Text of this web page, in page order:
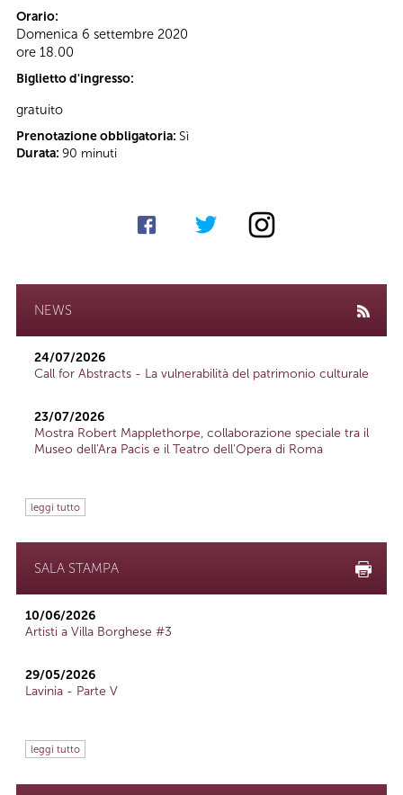
Orario:
Domenica 6 settembre 2020
ore 18.00
Biglietto d'ingresso:
gratuito
Prenotazione obbligatoria: Sì
Durata: 90 minuti
NEWS
24/07/2026
Call for Abstracts - La vulnerabilità del patrimonio culturale
23/07/2026
Mostra Robert Mapplethorpe, collaborazione speciale tra il
Museo dell'Ara Pacis e il Teatro dell'Opera di Roma
leggi tutto
SALA STAMPA
10/06/2026
Artisti a Villa Borghese #3
29/05/2026
Lavinia - Parte V
leggi tutto